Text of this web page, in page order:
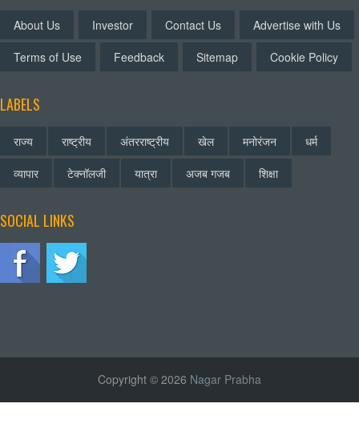
About Us Investor Contact Us
Advertise with Us
Terms of Use
Feedback Sitemap Cookie Policy
LABELS
राज्य राष्ट्रीय अंतरराष्ट्रीय खेल मनोरंजन
धर्म
व्यापार
टेक्नॉलजी यात्रा अजब गजब शिक्षा
SOCIAL LINKS
Copyright © 2026 Nagar Prabha